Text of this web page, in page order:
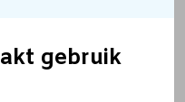
gebruik